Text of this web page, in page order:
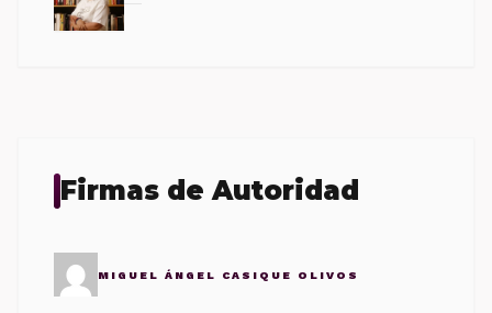
Firmas de Autoridad
MIGUEL ÁNGEL CASIQUE OLIVOS